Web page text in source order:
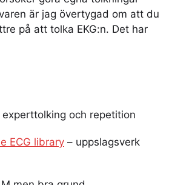
är jag övertygad om att du
på att tolka EKG:n. Det har
experttolking och repetition
ECG library – uppslagsverk